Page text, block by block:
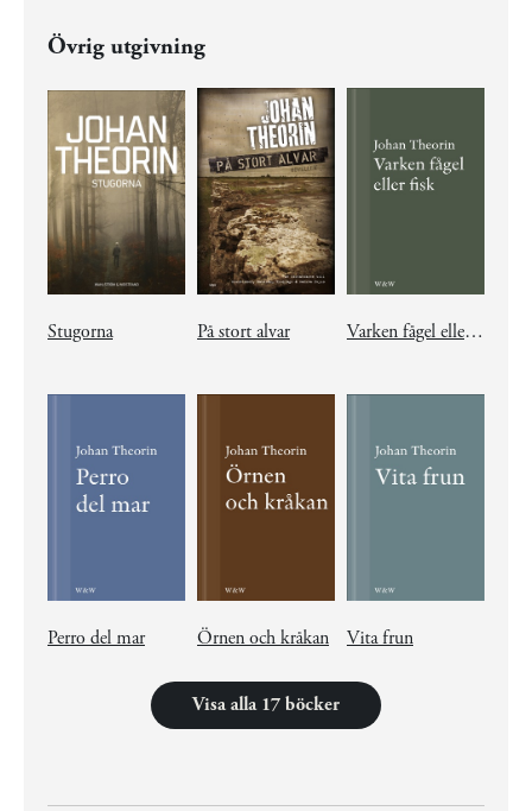
Övrig utgivning
Stugorna På stort alvar Varken fågel eller fisk
Perro del mar Örnen och kråkan Vita frun
Visa alla 17 böcker